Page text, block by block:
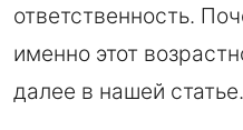
ответственность.
именно этот
далее в нашей статье.